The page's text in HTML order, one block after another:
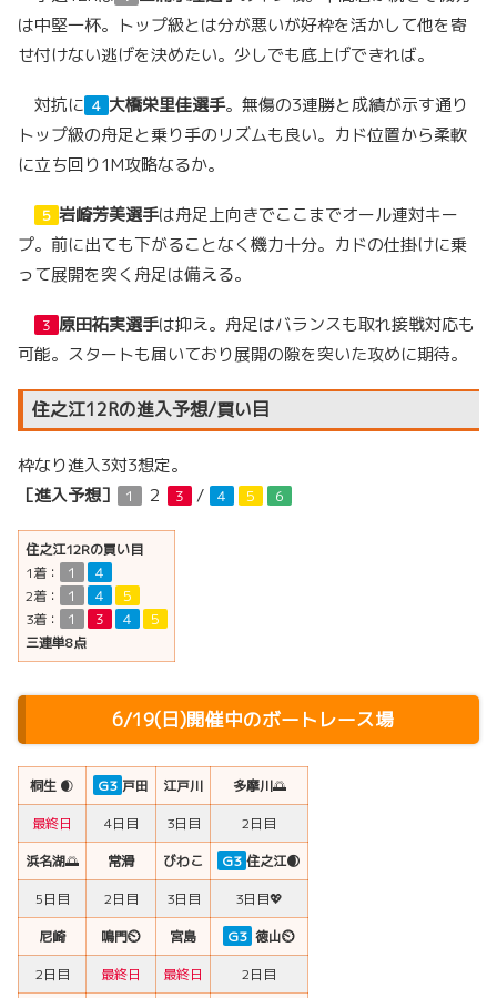
は中堅一杯。トップ級とは分が悪いが好枠を活かして他を寄
せ付けない逃げを決めたい。少しでも底上げできれば。
対抗に ４ 大橋栄里佳選手。無傷の3連勝と成績が示す通り
トップ級の舟足と乗り手のリズムも良い。カド位置から柔軟
に立ち回り1M攻略なるか。
５ 岩崎芳美選手は舟足上向きでここまでオール連対キー
プ。前に出ても下がることなく機力十分。カドの仕掛けに乗
って展開を突く舟足は備える。
３ 原田祐実選手は抑え。舟足はバランスも取れ接戦対応も
可能。スタートも届いており展開の隙を突いた攻めに期待。
住之江12Rの進入予想/買い目
枠なり進入3対3想定。
［進入予想］
１ ２ ３ / ４ ５ ６
住之江12Rの買い目
1着：
１
４
2着：
１ ４
５
3着：
１ ３ ４
５
三連単8点
6/19(日)開催中のボートレース場
桐生 🌒 G3 戸田 江戸川 多摩川🌅
最終日
4日目 3日目
2日目
浜名湖🌅 常滑 びわこ G3 住之江🌒
5日目
2日目 3日目
3日目💖
尼崎
鳴門⏲ 宮島 G3 徳山⏲
2日目
最終日 最終日
2日目